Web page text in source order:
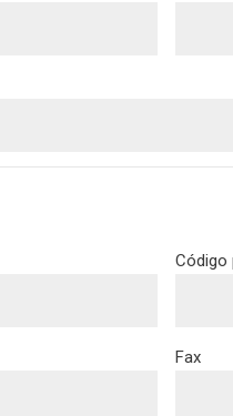
Código
Fax